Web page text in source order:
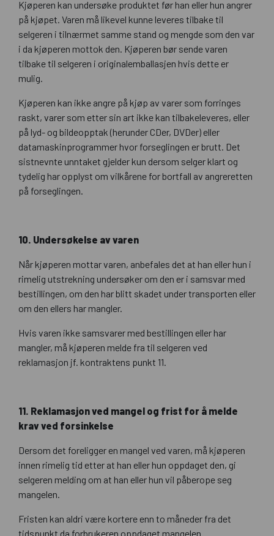
Kjøperen kan undersøke produktet før han eller hun angrer
på kjøpet. Varen må likevel kunne leveres tilbake til
selgeren i tilnærmet samme stand og mengde som den var
i da kjøperen mottok den. Kjøperen bør sende varen
tilbake til selgeren i originalemballasjen hvis dette er
mulig.
Kjøperen kan ikke angre på kjøp av varer som forringes
raskt, varer som etter sin art ikke kan tilbakeleveres, eller
på lyd- og bildeopptak (herunder CDer, DVDer) eller
datamaskinprogrammer hvor forseglingen er brutt. Det
sistnevnte unntaket gjelder kun dersom selger klart og
tydelig har opplyst om vilkårene for bortfall av angreretten
på forseglingen.
10. Undersøkelse av varen
Når kjøperen mottar varen, anbefales det at han eller hun i
rimelig utstrekning undersøker om den er i samsvar med
bestillingen, om den har blitt skadet under transporten eller
om den ellers har mangler.
Hvis varen ikke samsvarer med bestillingen eller har
mangler, må kjøperen melde fra til selgeren ved
reklamasjon jf. kontraktens punkt 11.
11. Reklamasjon ved mangel og frist for å melde
krav ved forsinkelse
Dersom det foreligger en mangel ved varen, må kjøperen
innen rimelig tid etter at han eller hun oppdaget den, gi
selgeren melding om at han eller hun vil påberope seg
mangelen.
Fristen kan aldri være kortere enn to måneder fra det
tidspunkt da forbrukeren oppdaget mangelen.